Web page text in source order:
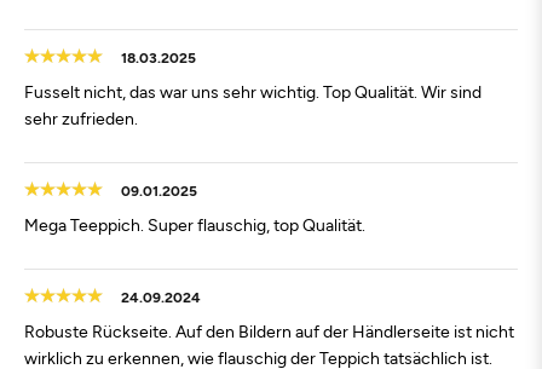
18.03.2025
Fusselt nicht, das war uns sehr wichtig. Top Qualität. Wir sind
sehr zufrieden.
09.01.2025
Mega Teeppich. Super flauschig, top Qualität.
24.09.2024
Robuste Rückseite. Auf den Bildern auf der Händlerseite ist nicht
wirklich zu erkennen, wie flauschig der Teppich tatsächlich ist.